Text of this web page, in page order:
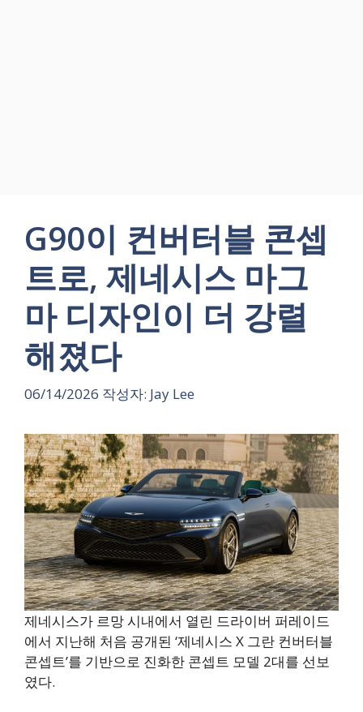
G90이 컨버터블 콘셉
트로, 제네시스 마그
마 디자인이 더 강렬
해졌다
06/14/2026 작성자: Jay Lee
제네시스가 르망 시내에서 열린 드라이버 퍼레이드
에서 지난해 처음 공개된 ‘제네시스 X 그란 컨버터블
콘셉트’를 기반으로 진화한 콘셉트 모델 2대를 선보
였다.